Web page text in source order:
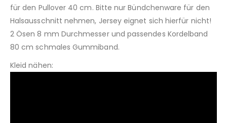
für den Pullover 40 cm. Bitte nur Bündchenware für den
Halsausschnitt nehmen, Jersey eignet sich hierfür nicht!
2 Ösen 8 mm Durchmesser und passendes Kordelband
80 cm schmales Gummiband.
Kleid nähen: